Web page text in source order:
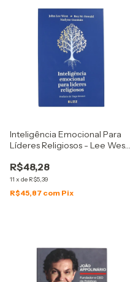
Inteligência Emocional Para
Líderes Religiosos - Lee West
Guzmán
R$48,28
11 x de R$5,39
R$45,87 com Pix